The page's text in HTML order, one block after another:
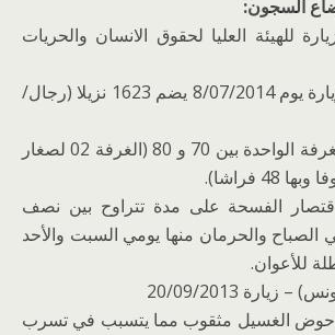
السجون:
للهيئة العليا لحقوق الانسان والحريات
*سجن صفاقس/ زيارة يوم 8/07/2014 يضم 1623 نزيلا (رجال/
معدل النزلاء في الغرفة الواحدة بين 70 و 80 (الغرفة 02 لصغار
الغرفة 06: اقتصار الفسحة على مدة تتراوح بين نصف
الصباح والحرمان منها يومي السبت والأحد
للأعوان.
20/09/2013
ت : حوض الغسيل مثقوب مما يتسبب في تسرب